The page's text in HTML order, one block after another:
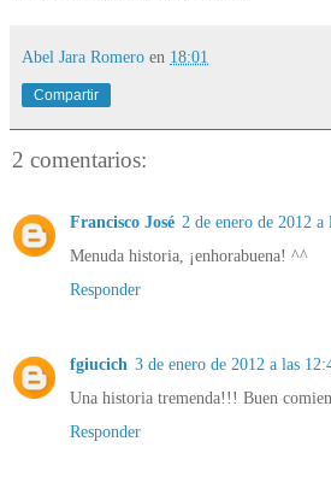
Abel Jara Romero en 18:01
Compartir
2 comentarios:
Francisco José 2 de enero de 2012 a
Menuda historia, ¡enhorabuena! ^^
Responder
fgiucich 3 de enero de 2012 a las
Una historia tremenda!!! Buen
Responder